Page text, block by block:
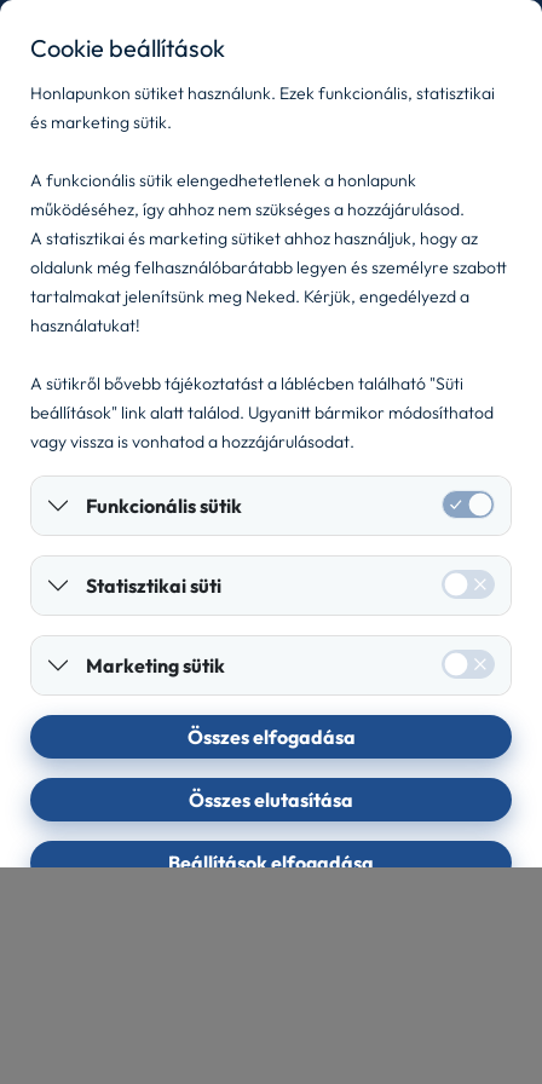
Jogi dokumentumok
©2026Nelson Flottalízing Kft.
Cookie beállítások
Honlapunkon sütiket használunk. Ezek funkcionális, statisztikai
és marketing sütik.
A funkcionális sütik elengedhetetlenek a honlapunk
működéséhez, így ahhoz nem szükséges a hozzájárulásod.
A statisztikai és marketing sütiket ahhoz használjuk, hogy az
oldalunk még felhasználóbarátabb legyen és személyre szabott
tartalmakat jelenítsünk meg Neked. Kérjük, engedélyezd a
használatukat!
A sütikről bővebb tájékoztatást a láblécben található "Süti
beállítások" link alatt találod. Ugyanitt bármikor módosíthatod
vagy vissza is vonhatod a hozzájárulásodat.
Funkcionális sütik
Statisztikai süti
Marketing sütik
Összes elfogadása
Összes elutasítása
Beállítások elfogadása